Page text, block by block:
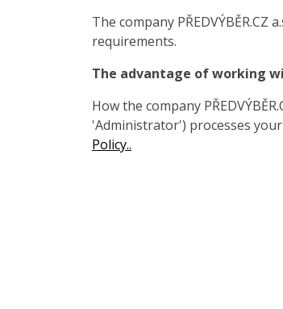
The company
requirements.
The advantage of working
How the company
'Administrator') processes
Policy..